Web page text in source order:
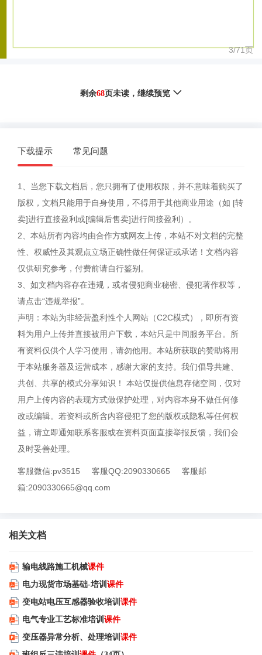
3/71页
剩余68页未读， 继续预览
下载提示 常见问题
1、当您下载文档后，您只拥有了使用权限，并不意味着购买了
版权，文档只能用于自身使用，不得用于其他商业用途（如 [转
卖]进行直接盈利或[编辑后售卖]进行间接盈利）。
2、本站所有内容均由合作方或网友上传，本站不对文档的完整
性、权威性及其观点立场正确性做任何保证或承诺！文档内容
仅供研究参考，付费前请自行鉴别。
3、如文档内容存在违规，或者侵犯商业秘密、侵犯著作权等，
请点击“违规举报”。
声明：本站为非经营盈利性个人网站（C2C模式），即所有资
料为用户上传并直接被用户下载，本站只是中间服务平台。所
有资料仅供个人学习使用，请勿他用。本站所获取的赞助将用
于本站服务器及运营成本，感谢大家的支持。我们倡导共建、
共创、共享的模式分享知识！ 本站仅提供信息存储空间，仅对
用户上传内容的表现方式做保护处理，对内容本身不做任何修
改或编辑。若资料或所含内容侵犯了您的版权或隐私等任何权
益，请立即通知联系客服或在资料页面直接举报反馈，我们会
及时妥善处理。
客服微信:pv3515 客服QQ:2090330665
客服邮
箱:2090330665@qq.com
相关文档
输电线路施工机械课件
电力现货市场基础-培训 课件
变电站电压互感器验收培训 课件
电气专业工艺标准培训 课件
变压器异常分析、处理培训 课件